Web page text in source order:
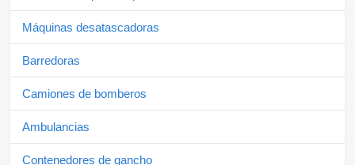
Máquinas desatascadoras
Barredoras
Camiones de bomberos
Ambulancias
Contenedores de gancho